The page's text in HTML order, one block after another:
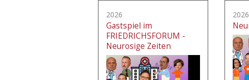
2026
Gastspiel im
FRIEDRICHSFORUM -
Neurosige Zeiten
2026